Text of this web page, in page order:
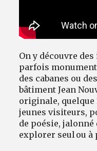
On y découvre
parfois
des cabanes ou
bâtiment Jean
originale, quelque
jeunes visiteurs,
de poésie,
explorer seul ou à